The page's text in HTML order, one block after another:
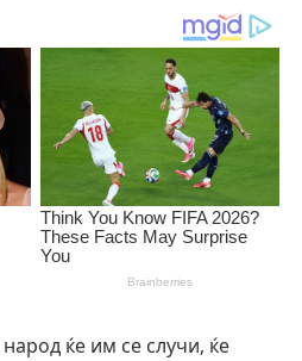
ќе им се случи, ќе